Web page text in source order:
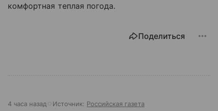
комфортная теплая погода.
Поделиться
4 часа назад Источник: Российская газета